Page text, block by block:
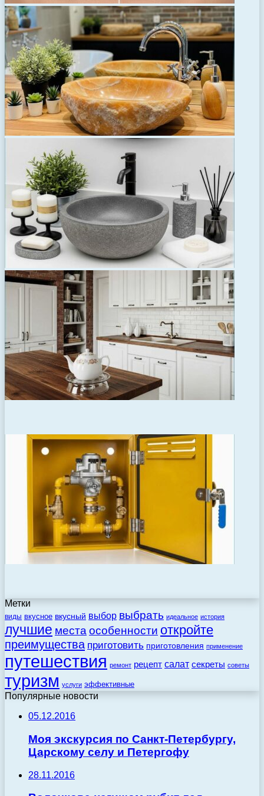
Метки
виды вкусное вкусный выбор выбрать идеальное история
лучшие места особенности откройте
преимущества приготовить приготовления применение
путешествия ремонт рецепт салат секреты советы
туризм услуги эффективные
Популярные новости
05.12.2016
Моя экскурсия по Санкт-Петербургу,
Царскому селу и Петергофу
28.11.2016